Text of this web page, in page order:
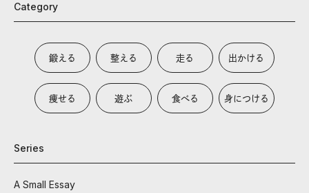
Category
鍛える 整える 走る 出かける
痩せる 遊ぶ 食べる 身につける
Series
A Small Essay